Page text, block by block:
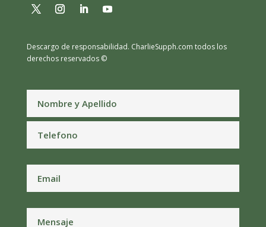
Descargo de responsabilidad. CharlieSupph.com todos los
derechos reservados ©